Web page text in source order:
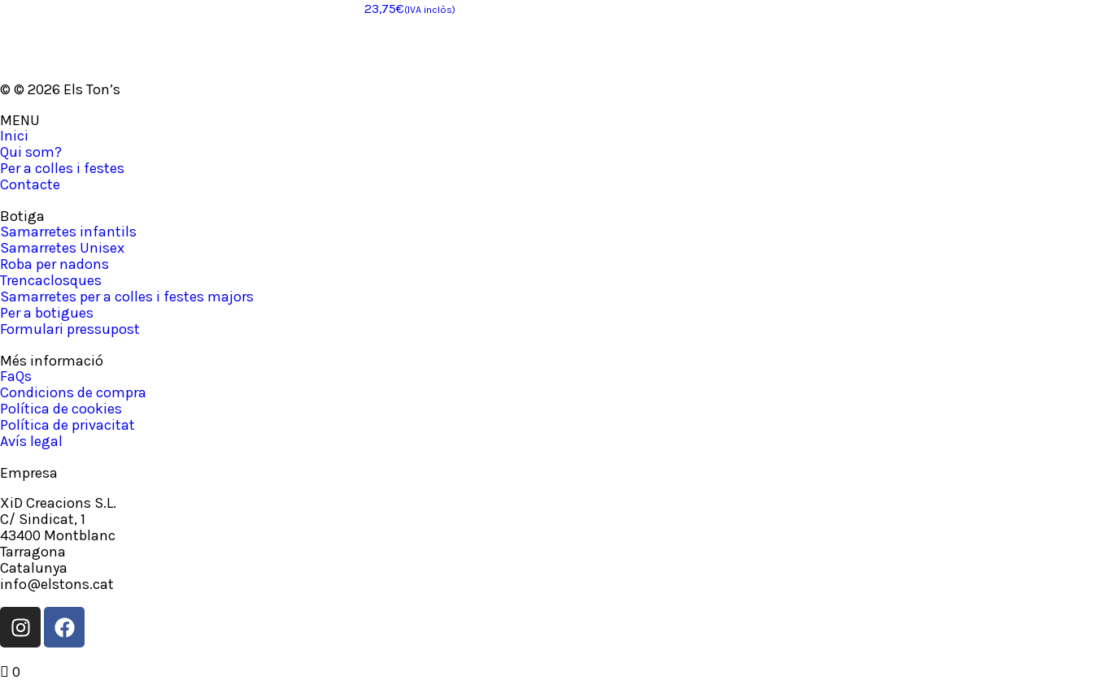
23,75€(IVA inclòs)
© © 2026 Els Ton’s
MENU
Inici
Qui som?
Per a colles i festes
Contacte
Botiga
Samarretes infantils
Samarretes Unisex
Roba per nadons
Trencaclosques
Samarretes per a colles i festes majors
Per a botigues
Formulari pressupost
Més informació
FaQs
Condicions de compra
Política de cookies
Política de privacitat
Avís legal
Empresa
XiD Creacions S.L.
C/ Sindicat, 1
43400 Montblanc
Tarragona
Catalunya
info@elstons.cat
0